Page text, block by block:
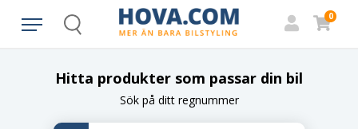
Search
0
Hitta produkter som passar din bil
Sök på ditt regnummer